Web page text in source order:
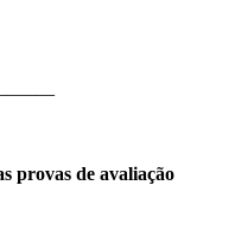
provas de avaliação